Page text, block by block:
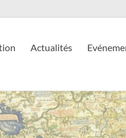
Actualités